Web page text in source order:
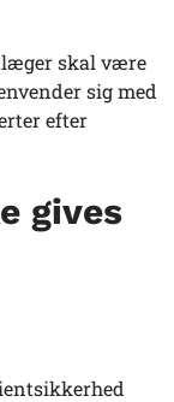
skal være
sig med
efter
gives